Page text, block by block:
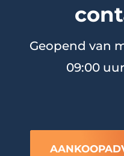
Geopend van
09:00